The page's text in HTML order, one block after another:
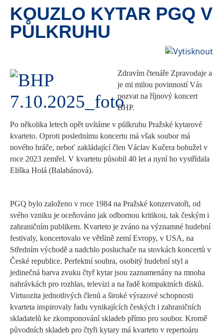
KOUZLO KYTAR PGQ V
PŮLKRUHU
Zdravím čtenáře Zpravodaje a
je mi milou povinností Vás
pozvat na říjnový koncert
BHP.
Po několika letech opět uvítáme v půlkruhu Pražské kytarové
kvarteto. Oproti poslednímu koncertu má však soubormá
nového hráče, neboť zakládající člen Václav Kučera bohužel v
roce 2023 zemřel. V kvartetu působil 40 let a nyní ho vystřídala
Eliška Holá (Balabánová).
PGQ bylo založeno v roce 1984 na Pražské konzervatoři, od
svého vzniku je oceňováno jak odbornou kritikou, tak českým i
zahraničním publikem. Kvarteto je zváno na významné hudební
festivaly, koncertovalo ve většině zemí Evropy, v USA, na
Středním východě a nadchlo posluchače na stovkách koncertů v
České republice. Perfektní souhra, osobitý hudební styl a
jedinečná barva zvuku čtyř kytar jsou zaznamenány na mnoha
nahrávkách pro rozhlas, televizi a na řadě kompaktních disků.
Virtuozita jednotlivých členů a široké výrazové schopnosti
kvarteta inspirovaly řadu vynikajících českých i zahraničních
skladatelů ke zkomponování skladeb přímo pro soubor. Kromě
původních skladeb pro čtyři kytary má kvarteto v repertoáru